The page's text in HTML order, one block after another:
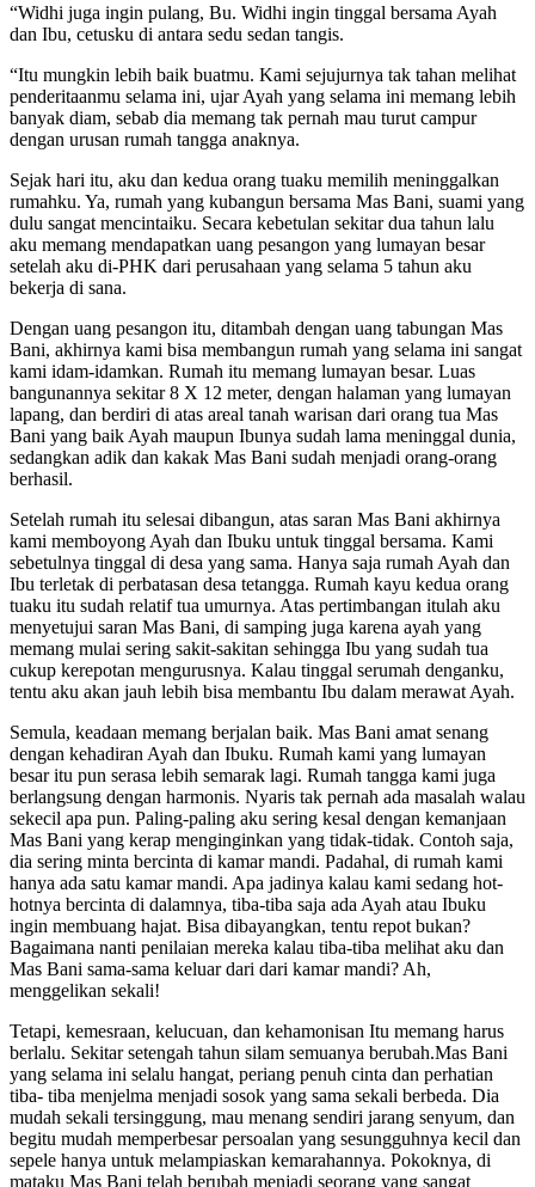
“Widhi juga ingin pulang, Bu. Widhi ingin tinggal bersama Ayah
dan Ibu, cetusku di antara sedu sedan tangis.
“Itu mungkin lebih baik buatmu. Kami sejujurnya tak tahan melihat
penderitaanmu selama ini, ujar Ayah yang selama ini memang lebih
banyak diam, sebab dia memang tak pernah mau turut campur
dengan urusan rumah tangga anaknya.
Sejak hari itu, aku dan kedua orang tuaku memilih meninggalkan
rumahku. Ya, rumah yang kubangun bersama Mas Bani, suami yang
dulu sangat mencintaiku. Secara kebetulan sekitar dua tahun lalu
aku memang mendapatkan uang pesangon yang lumayan besar
setelah aku di-PHK dari perusahaan yang selama 5 tahun aku
bekerja di sana.
Dengan uang pesangon itu, ditambah dengan uang tabungan Mas
Bani, akhirnya kami bisa membangun rumah yang selama ini sangat
kami idam-idamkan. Rumah itu memang lumayan besar. Luas
bangunannya sekitar 8 X 12 meter, dengan halaman yang lumayan
lapang, dan berdiri di atas areal tanah warisan dari orang tua Mas
Bani yang baik Ayah maupun Ibunya sudah lama meninggal dunia,
sedangkan adik dan kakak Mas Bani sudah menjadi orang-orang
berhasil.
Setelah rumah itu selesai dibangun, atas saran Mas Bani akhirnya
kami memboyong Ayah dan Ibuku untuk tinggal bersama. Kami
sebetulnya tinggal di desa yang sama. Hanya saja rumah Ayah dan
Ibu terletak di perbatasan desa tetangga. Rumah kayu kedua orang
tuaku itu sudah relatif tua umurnya. Atas pertimbangan itulah aku
menyetujui saran Mas Bani, di samping juga karena ayah yang
memang mulai sering sakit-sakitan sehingga Ibu yang sudah tua
cukup kerepotan mengurusnya. Kalau tinggal serumah denganku,
tentu aku akan jauh lebih bisa membantu Ibu dalam merawat Ayah.
Semula, keadaan memang berjalan baik. Mas Bani amat senang
dengan kehadiran Ayah dan Ibuku. Rumah kami yang lumayan
besar itu pun serasa lebih semarak lagi. Rumah tangga kami juga
berlangsung dengan harmonis. Nyaris tak pernah ada masalah walau
sekecil apa pun. Paling-paling aku sering kesal dengan kemanjaan
Mas Bani yang kerap menginginkan yang tidak-tidak. Contoh saja,
dia sering minta bercinta di kamar mandi. Padahal, di rumah kami
hanya ada satu kamar mandi. Apa jadinya kalau kami sedang hot-
hotnya bercinta di dalamnya, tiba-tiba saja ada Ayah atau Ibuku
ingin membuang hajat. Bisa dibayangkan, tentu repot bukan?
Bagaimana nanti penilaian mereka kalau tiba-tiba melihat aku dan
Mas Bani sama-sama keluar dari dari kamar mandi? Ah,
menggelikan sekali!
Tetapi, kemesraan, kelucuan, dan kehamonisan Itu memang harus
berlalu. Sekitar setengah tahun silam semuanya berubah.Mas Bani
yang selama ini selalu hangat, periang penuh cinta dan perhatian
tiba- tiba menjelma menjadi sosok yang sama sekali berbeda. Dia
mudah sekali tersinggung, mau menang sendiri jarang senyum, dan
begitu mudah memperbesar persoalan yang sesungguhnya kecil dan
sepele hanya untuk melampiaskan kemarahannya. Pokoknya, di
mataku Mas Bani telah berubah menjadi seorang yang sangat